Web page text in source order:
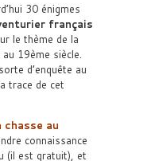
30 énigmes
français
le thème de la
au 19ème siècle.
d’enquête au
trace de cet
chasse au
connaissance
(il est gratuit), et